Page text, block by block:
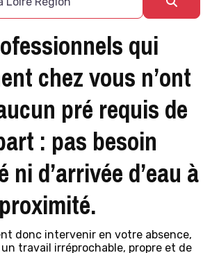
qui
chez vous n’ont
pré requis de
: pas besoin
ni d’arrivée d’eau à
proximité.
donc intervenir en votre absence,
travail irréprochable, propre et de